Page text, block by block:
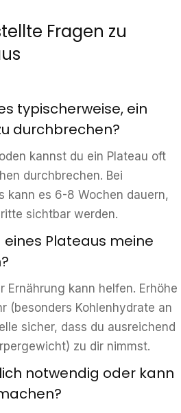
Fragen zu
typischerweise, ein
durchbrechen?
kannst du ein Plateau oft
durchbrechen. Bei
kann es 6-8 Wochen dauern,
sichtbar werden.
Plateaus meine
Ernährung kann helfen. Erhöhe
(besonders Kohlenhydrate an
sicher, dass du ausreichend
zu dir nimmst.
notwendig oder kann